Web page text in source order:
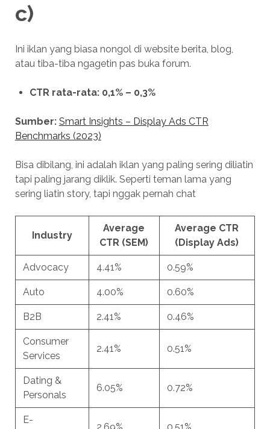
c)
Ini iklan yang biasa nongol di website berita, blog,
atau tiba-tiba ngagetin pas buka forum.
CTR rata-rata: 0,1% – 0,3%
Sumber: Smart Insights – Display Ads CTR
Benchmarks (2023)
Bisa dibilang, ini adalah iklan yang paling sering diliatin
tapi paling jarang diklik. Seperti teman lama yang
sering liatin story, tapi nggak pernah chat
Industry
Average
CTR (SEM)
Average CTR
(Display Ads)
Advocacy 4.41% 0.59%
Auto 4.00% 0.60%
B2B 2.41% 0.46%
Consumer
Services
2.41% 0.51%
Dating &
Personals
6.05% 0.72%
E-